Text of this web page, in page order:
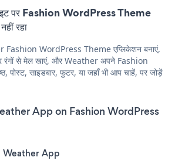
पर Fashion WordPress Theme
रहा
Fashion WordPress Theme एप्लिकेशन बनाएं,
रंगों से मेल खाएं, और Weather अपने Fashion
पोस्ट, साइडबार, फुटर, या जहाँ भी आप चाहें, पर जोड़ें
App on Fashion WordPress
Weather App